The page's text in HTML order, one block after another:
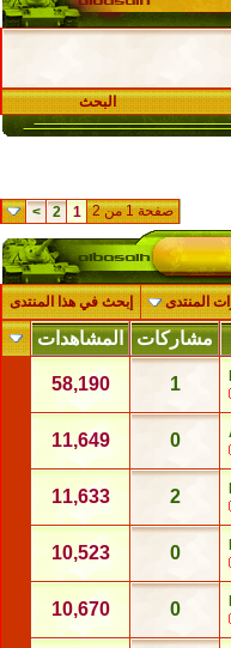
البحث
صفحة 1 من 2 1
2
>
المنتدى إبحث في هذا المنتدى
مشاركات المشاهدات
1
58,190
0
11,649
2
11,633
0
10,523
0
10,670